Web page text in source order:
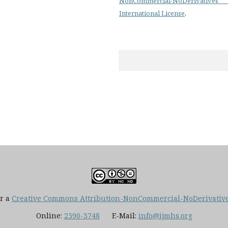
International License.
a Creative Commons Attribution-NonCommercial-
Online: 2590-3748 E-Mail: info@ijmhs.org